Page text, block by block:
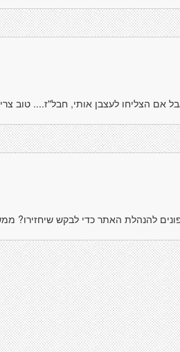
אם הצליחו לעצבן אותי, חבל"ז.... טוב
להנהלת האתר כדי לבקש שיחזירו?